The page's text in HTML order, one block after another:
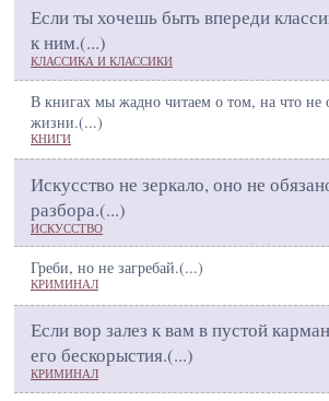
Если ты хочешь быть впереди
к ним.(...)
КЛАССИКА И КЛАССИКИ
В книгах мы жадно читаем о том, на что не
жизни.(...)
КНИГИ
Искусство не зеркало, оно не
разбора.(...)
ИСКУССТВО
Греби, но не загребай.(...)
КРИМИНАЛ
Если вор залез к вам в пустой
его бескорыстия.(...)
КРИМИНАЛ